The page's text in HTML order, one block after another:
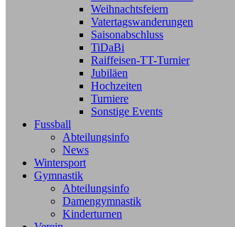
Weihnachtsfeiern
Vatertagswanderungen
Saisonabschluss
TiDaBi
Raiffeisen-TT-Turnier
Jubiläen
Hochzeiten
Turniere
Sonstige Events
Fussball
Abteilungsinfo
News
Wintersport
Gymnastik
Abteilungsinfo
Damengymnastik
Kinderturnen